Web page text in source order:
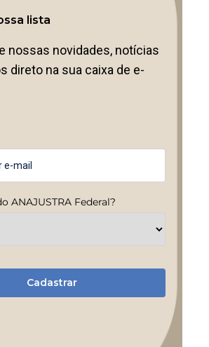
lista
nossas novidades, notícias
direto na sua caixa de e-
ANAJUSTRA Federal?
Cadastrar